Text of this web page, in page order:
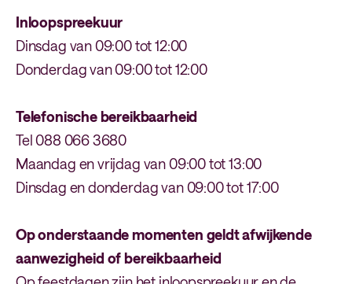
Inloopspreekuur
Dinsdag van 09:00 tot 12:00
Donderdag van 09:00 tot 12:00
Telefonische bereikbaarheid
Tel 088 066 3680
Maandag en vrijdag van 09:00 tot 13:00
Dinsdag en donderdag van 09:00 tot 17:00
Op onderstaande momenten geldt afwijkende
aanwezigheid of bereikbaarheid